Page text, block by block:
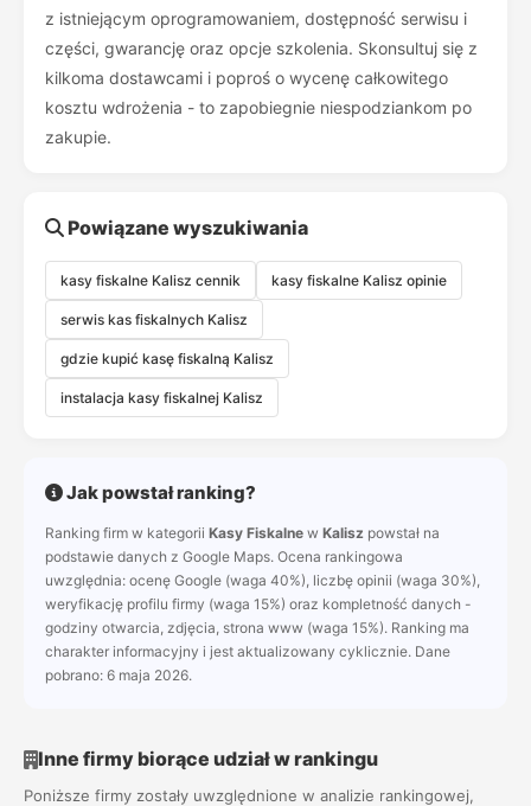
z istniejącym oprogramowaniem, dostępność serwisu i
części, gwarancję oraz opcje szkolenia. Skonsultuj się z
kilkoma dostawcami i poproś o wycenę całkowitego
kosztu wdrożenia - to zapobiegnie niespodziankom po
zakupie.
Powiązane wyszukiwania
kasy fiskalne Kalisz cennik kasy fiskalne Kalisz opinie
serwis kas fiskalnych Kalisz
gdzie kupić kasę fiskalną Kalisz
instalacja kasy fiskalnej Kalisz
Jak powstał ranking?
Ranking firm w kategorii Kasy Fiskalne w Kalisz powstał na
podstawie danych z Google Maps. Ocena rankingowa
uwzględnia: ocenę Google (waga 40%), liczbę opinii (waga 30%),
weryfikację profilu firmy (waga 15%) oraz kompletność danych -
godziny otwarcia, zdjęcia, strona www (waga 15%). Ranking ma
charakter informacyjny i jest aktualizowany cyklicznie. Dane
pobrano: 6 maja 2026.
Inne firmy biorące udział w rankingu
Poniższe firmy zostały uwzględnione w analizie rankingowej,